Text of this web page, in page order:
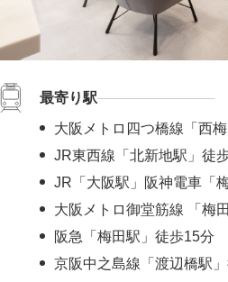
最寄り駅
大阪メトロ四つ橋線「西
JR東西線「北新地駅」徒
JR「大阪駅」阪神電車「
大阪メトロ御堂筋線 「梅
阪急「梅田駅」徒歩15分
京阪中之島線「渡辺橋駅